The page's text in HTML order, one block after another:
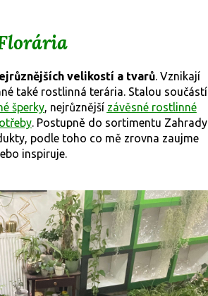
velikostí a tvarů. Vznikají
také rostlinná terária. Stalou součástí
šperky, nejrůznější závěsné rostlinné
. Postupně do sortimentu Zahrady
podle toho co mě zrovna zaujme
inspiruje.